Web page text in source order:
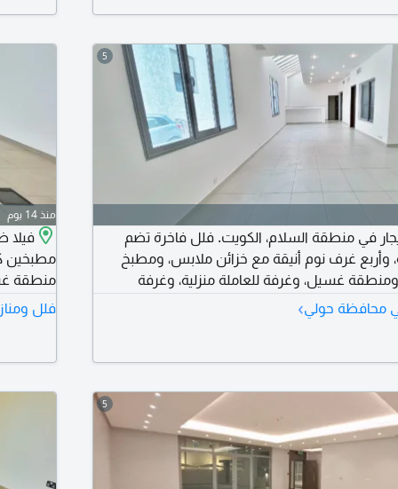
5
في منطقة السلام، الكويت. فلل فاخرة تضم
غرف نوم أنيقة مع خزائن ملابس، ومطبخ
غسيل، وغرفة للعاملة منزلية، وغرفة
السطح. متاحة لجميع الجنسيات، للعائلات
الإيجار 1500 دينار كويتي (قابل للتفاوض) يطلب تأمين ورسوم
محافظة حولي›
منذ 14 يوم
منطقة
للإيجار
فلل
5